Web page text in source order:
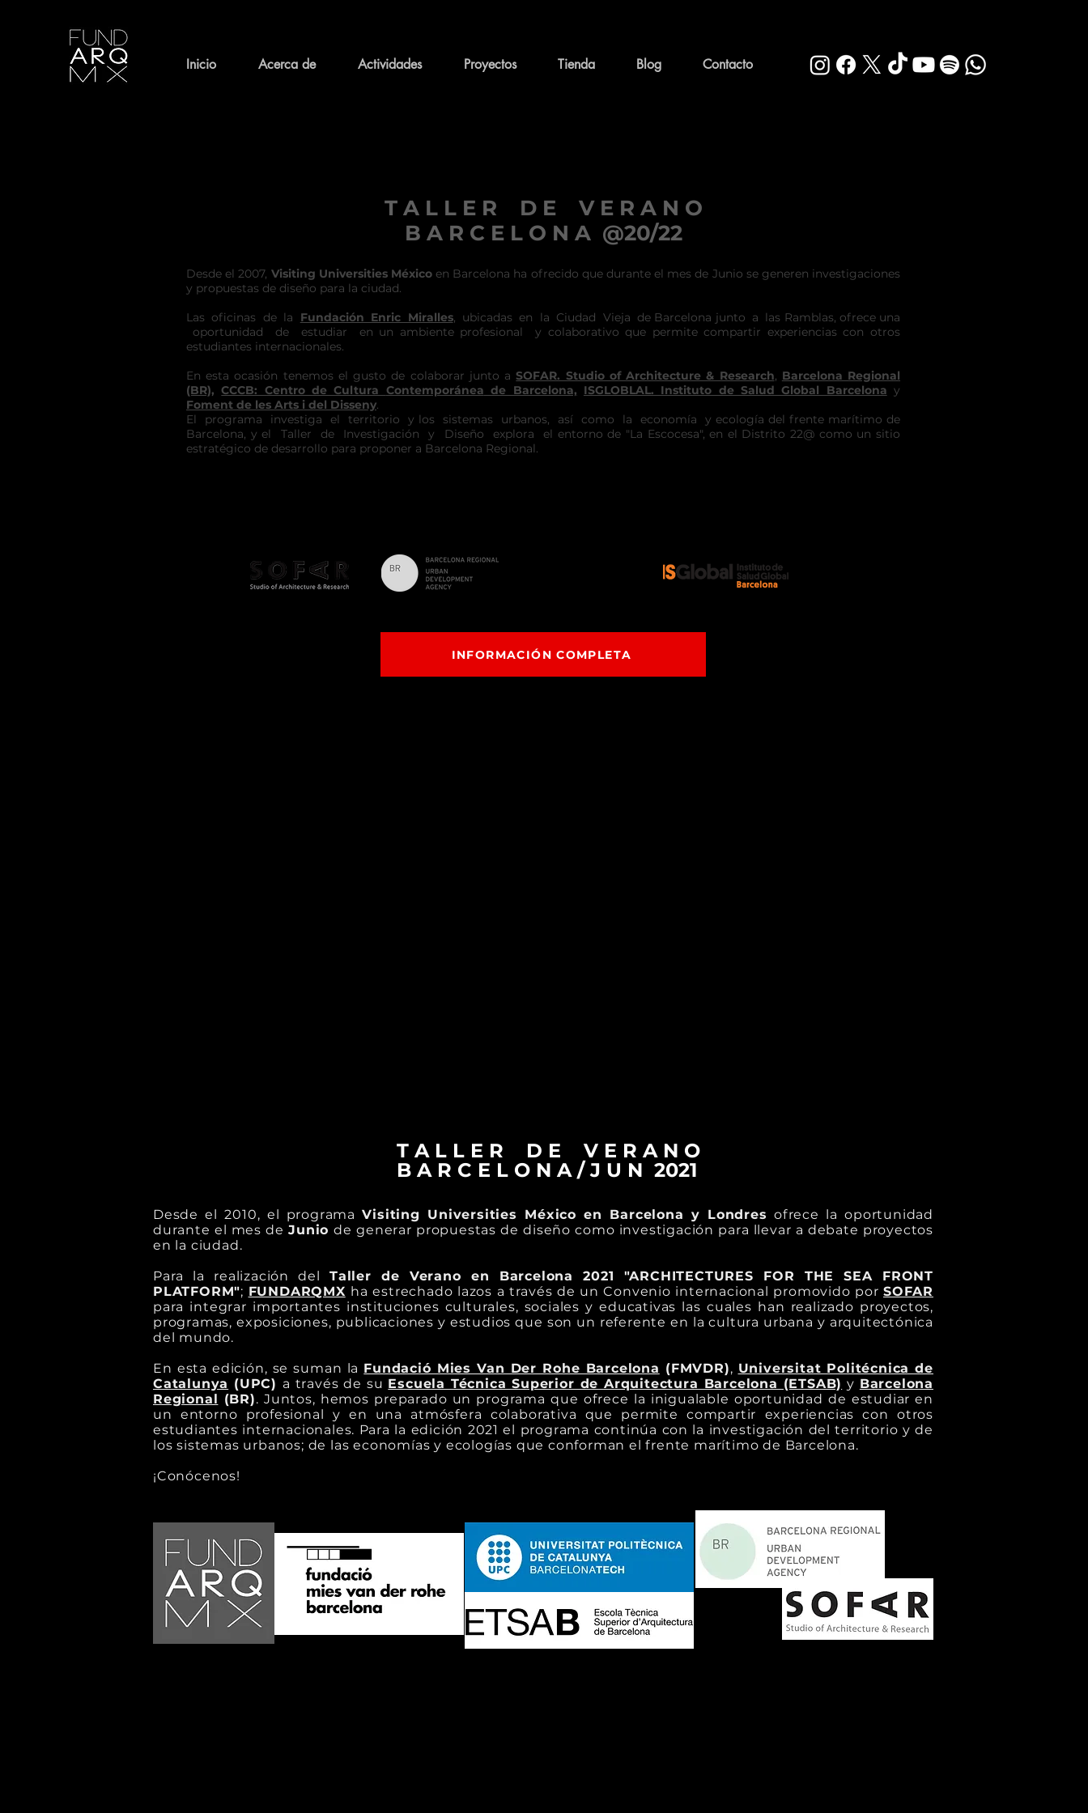
Inicio Acerca de Actividades Proyectos Tienda Blog Contacto
T A L L E R D E V E R A N O
B A R C E L O N A @20/22
Desde el 2007, Visiting Universities Méxicoen Barcelona ha ofrecido que durante el mes de Junio se generen investigaciones
y propuestas de diseño para la ciudad.
Las oficinas de la Fundación Enric Miralles, ubicadas en la Ciudad Vieja de Barcelona junto a las Ramblas, ofrece una
oportunidad de estudiar en un ambiente profesional y colaborativo que permite compartir experiencias con otros
estudiantes internacionales.
En esta ocasión tenemos el gusto de colaborar junto aSOFAR. Studio of Architecture & Research, Barcelona Regional
(BR),CCCB: Centro de Cultura Contemporánea de Barcelona, ISGLOBLAL. Instituto de Salud Global Barcelona y
Foment de les Arts i del Disseny.
El programa investiga el territorio y los sistemas urbanos, así como la economía y ecología del frente marítimo de
Barcelona, y el Taller de Investigación y Diseño explora el entorno de "La Escocesa", en el Distrito 22@ como un sitio
estratégico de desarrollo para proponer a Barcelona Regional.
INFORMACIÓN COMPLETA
T A L L E R D E V E R A N O
B A R C E L O N A / J U N 2021
Desde el 2010, el programaVisiting Universities México en Barcelona y Londres ofrece la oportunidad
durante el mes deJuniode generar propuestas de diseño como investigación para llevar a debate proyectos
en la ciudad.
Para la realización del Taller de Verano en Barcelona 2021 "ARCHITECTURES FOR THE SEA FRONT
PLATFORM"; FUNDARQMX ha estrechado lazos a través de un Convenio internacional promovido por SOFAR
para integrar importantes instituciones culturales, sociales y educativas las cuales han realizado proyectos,
programas, exposiciones, publicaciones y estudios que son un referente en la cultura urbana y arquitectónica
del mundo.
En esta edición, se suman la Fundació Mies Van Der Rohe Barcelona (FMVDR), Universitat Politécnica de
Catalunya (UPC) a través de su Escuela Técnica Superior de Arquitectura Barcelona (ETSAB) y Barcelona
Regional (BR). Juntos, hemos preparado un programa que ofrece la inigualable oportunidad de estudiar en
un entorno profesional y en una atmósfera colaborativa que permite compartir experiencias con otros
estudiantes internacionales. Para la edición 2021 el programa continúa con la investigación del territorio y de
los sistemas urbanos; de las economías y ecologías que conforman el frente marítimo de Barcelona.
¡Conócenos!